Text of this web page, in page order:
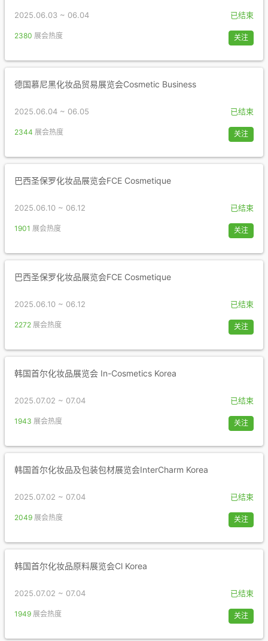
2025.06.03 ~ 06.04 已结束
2380 展会热度 关注
德国慕尼黑化妆品贸易展览会Cosmetic Business
2025.06.04 ~ 06.05 已结束
2344 展会热度 关注
巴西圣保罗化妆品展览会FCE Cosmetique
2025.06.10 ~ 06.12 已结束
1901 展会热度 关注
巴西圣保罗化妆品展览会FCE Cosmetique
2025.06.10 ~ 06.12 已结束
2272 展会热度 关注
韩国首尔化妆品展览会 In-Cosmetics Korea
2025.07.02 ~ 07.04 已结束
1943 展会热度 关注
韩国首尔化妆品及包装包材展览会InterCharm Korea
2025.07.02 ~ 07.04 已结束
2049 展会热度 关注
韩国首尔化妆品原料展览会Cl Korea
2025.07.02 ~ 07.04 已结束
1949 展会热度 关注